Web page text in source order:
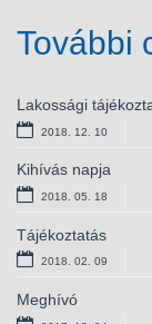
További
Lakossági
2018. 12. 10
Kihívás napja
2018. 05. 18
Tájékoztatás
2018. 02. 09
Meghívó
Meghívó
2017. 08. 07
II. Nagyfügedi
2017. 07. 10
Kihívás napja 2017
2017. 05. 25
Adó 1%